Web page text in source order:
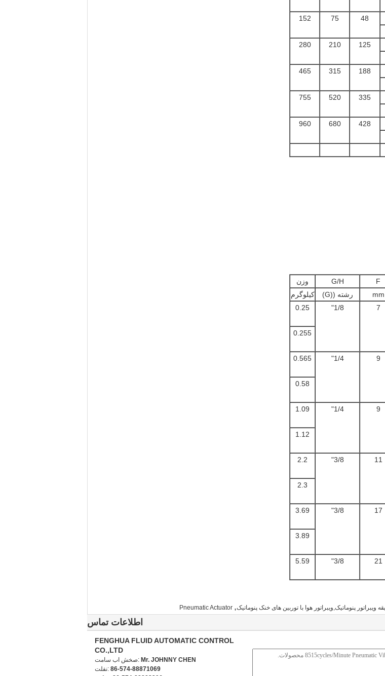
48
75
152
125
210
280
188
315
465
335
520
755
428
680
960
F
G/H
وزن
mm رشته ((G)
کیلوگرم
7
1/8"
0.25
0.255
9
1/4"
0.565
0.58
9
1/4"
1.09
1.12
11
3/8"
2.2
2.3
17
3/8"
3.69
3.89
21
3/8"
5.59
,
Pneumatic Actuator
اطلاعات تماس
FENGHUA FLUID AUTOMATIC CONTROL
CO.,LTD
تماس با شخص: Mr. JOHNNY CHEN
تلفن: 86-574-88871069